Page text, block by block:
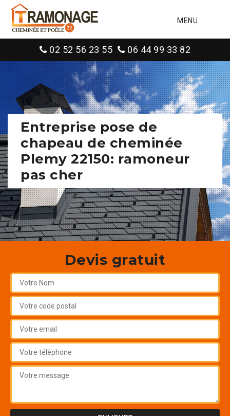
MENU
02 52 56 23 55 06 44 99 33 82
Entreprise pose de
chapeau de cheminée
Plemy 22150: ramoneur
pas cher
Devis gratuit